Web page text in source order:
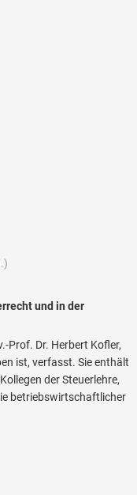
und in der
Prof. Dr. Herbert Kofler,
ist, verfasst. Sie enthält
der Steuerlehre,
betriebswirtschaftlicher